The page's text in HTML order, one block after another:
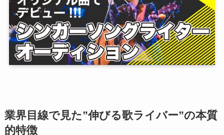
業界目線で見た”伸びる歌ライバー”の本質
的特徴